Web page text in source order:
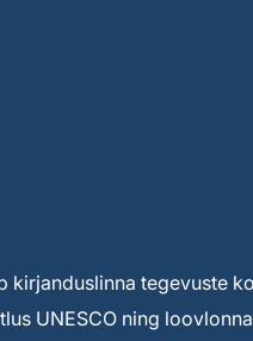
kirjanduslinna tegevuste
UNESCO ning